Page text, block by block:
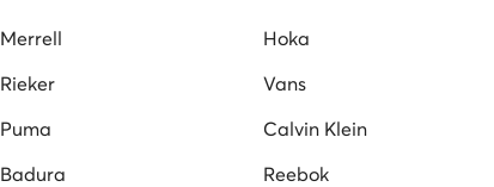
Merrell Hoka
Rieker Vans
Puma Calvin Klein
Badura Reebok